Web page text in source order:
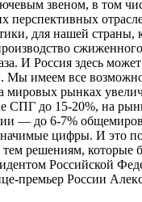
звеном, в том
перспективных
для нашей страны,
сжиженного
И Россия здесь может
Мы имеем все
мировых рынках
СПГ до 15-20%, на
— до 6-7%
цифры. И это
тем решениям, которые
Российской
премьер России